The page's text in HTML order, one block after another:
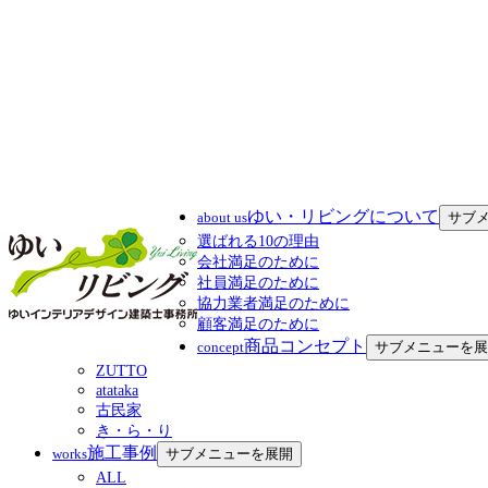
about usゆい・リビングについて
サブ
選ばれる10の理由
会社満足のために
社員満足のために
協力業者満足のために
顧客満足のために
concept商品コンセプト
サブメニューを
ZUTTO
atataka
古民家
き・ら・り
works施工事例
サブメニューを展開
ALL